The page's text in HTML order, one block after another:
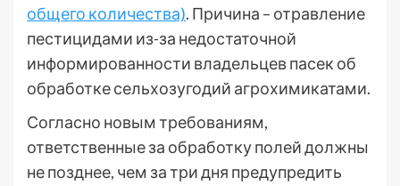
общего количества). Причина – отравление
пестицидами из-за недостаточной
информированности владельцев пасек об
обработке сельхозугодий агрохимикатами.
Согласно новым требованиям,
ответственные за обработку полей должны
не позднее, чем за три дня предупредить